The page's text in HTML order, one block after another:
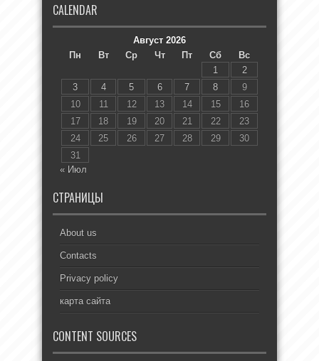
CALENDAR
Август 2026
Пн
Вт Ср Чт Пт Сб
Вс
1
2
3
4 5 6 7 8
9
10
11 12 13 14 15
16
17
18 19 20 21 22
23
24
25 26 27 28 29
30
31
« Июл
СТРАНИЦЫ
About us
Contacts
Privacy policy
карта сайта
CONTENT SOURCES